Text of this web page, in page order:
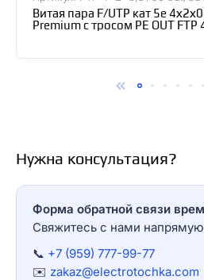
Витая пара F/UTP кат 5e
Premium с тросом PE OUT FTP
Нужна консультация?
Форма обратной связи
Свяжитесь с нами
📞 +7 (959) 777-99-77
✉️ zakaz@electrotochka.com